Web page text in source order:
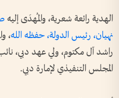
الهدية رائعة شعرية، والمُهدَى إليه
نهيان، رئيس الدولة، حفظه الله،
راشد آل مكتوم، ولي عهد دبي،
المجلس التنفيذي لإمارة دبي.